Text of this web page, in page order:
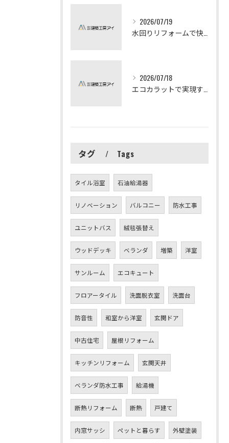
2026/07/19
2026/07/18
タグ Tags
タイル浴室 石油給湯器
リノベーション バルコニー 防水工事
ユニットバス 絨毯張替え
ウッドデッキ ベランダ 増築 洋室
サンルーム エコキュート
フロアータイル 洗面脱衣室 洗面台
防音性 和室から洋室 玄関ドア
中古住宅 屋根リフォーム
キッチンリフォーム 玄関天井
ベランダ防水工事 給湯機
断熱リフォーム 断熱 戸建て
内窓サッシ ペットと暮らす 外壁塗装